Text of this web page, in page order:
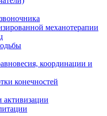
механотерапии
координации и
конечностей
активизации